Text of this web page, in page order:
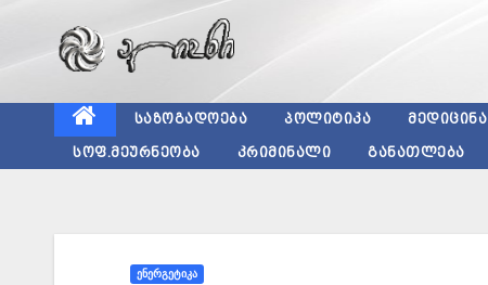
ᲡᲐᲖᲝᲒᲐᲓᲝᲔᲑᲐ ᲞᲝᲚᲘᲢᲘᲙᲐ ᲛᲔᲓᲘᲪᲘᲜᲐ
ᲡᲝᲤ.ᲛᲔᲣᲠᲜᲔᲝᲑᲐ ᲙᲠᲘᲛᲘᲜᲐᲚᲘ ᲒᲐᲜᲐᲗᲚᲔᲑᲐ
ᲔᲜᲔᲠᲒᲔᲢᲘᲙᲐ